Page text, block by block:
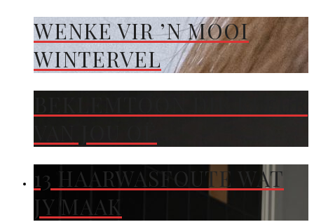
WENKE VIR ’N MOOI
WINTERVEL
13 HAARWASFOUTE WAT
JY MAAK